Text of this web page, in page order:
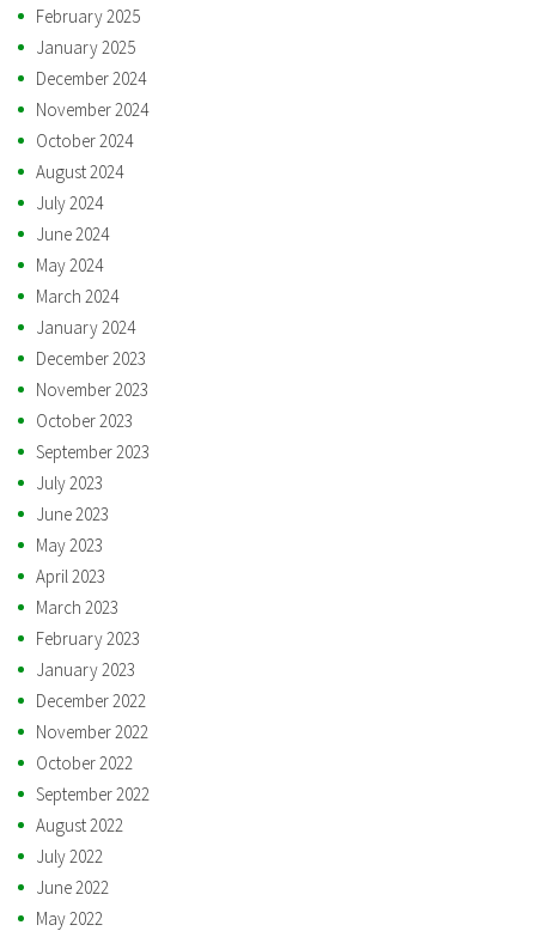
February 2025
January 2025
December 2024
November 2024
October 2024
August 2024
July 2024
June 2024
May 2024
March 2024
January 2024
December 2023
November 2023
October 2023
September 2023
July 2023
June 2023
May 2023
April 2023
March 2023
February 2023
January 2023
December 2022
November 2022
October 2022
September 2022
August 2022
July 2022
June 2022
May 2022